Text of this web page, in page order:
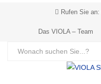
Rufen Sie
Das VIOLA – Team